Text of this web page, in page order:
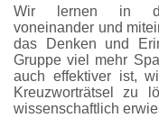
Wir lernen in
voneinander und
das Denken und
Gruppe viel mehr
auch effektiver ist,
Kreuzworträtsel zu
wissenschaftlich